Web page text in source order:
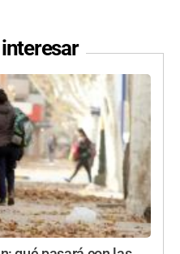
interesar